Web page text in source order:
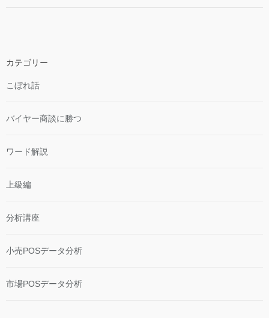
カテゴリー
こぼれ話
バイヤー商談に勝つ
ワード解説
上級編
分析講座
小売POSデータ分析
市場POSデータ分析